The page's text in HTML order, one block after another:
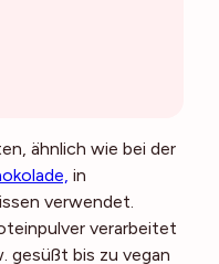
ähnlich wie bei der
in
verwendet.
verarbeitet
gesüßt bis zu vegan